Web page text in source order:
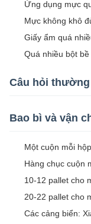
Ứng dụng mực
Mực không khô
Giấy ẩm quá
Quá nhiều bột bề
Câu hỏi
Bao bì và vận
Một cuộn mỗi hộp
Hàng chục cuộn
10-12 pallet cho
20-22 pallet cho
Các cảng biển: